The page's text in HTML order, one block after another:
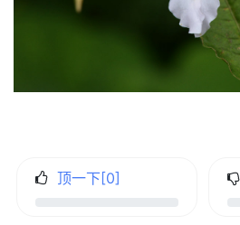
顶一下[0]